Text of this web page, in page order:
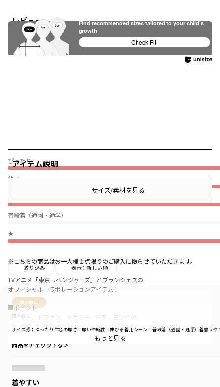
レビュー
ぴったり
薄い
普段着（通園・通学）
★
絞り込み 表示：新しい順
購入商品
購入商品
サイズ感 ：ゆったり 生地の厚さ ：厚い伸縮性 ：伸びる着用シーン ：普段着（通園・通学） 着替えや
商品をチェックする＞
着やすい
アイテム説明
サイズ/素材を見る
※こちらの商品はお一人様１点限りのご購入に限らせていただきます。
TVアニメ「東京リベンジャーズ」とブランシェスの
オフィシャルコラボレーションアイテム！
■ポイント
マイキー、ドラケン、タケミチ、千冬、三ツ谷の
5人と作中のセリフをバックにプリント。
前面には東京リベンジャーズのロゴ入り。
" 誰かが傷ついたらみんなで守る"
"一人一人がみんなを守るチームにしたい"
もっと見る
Find recommended sizes tailored to your child's
growth
Check Fit